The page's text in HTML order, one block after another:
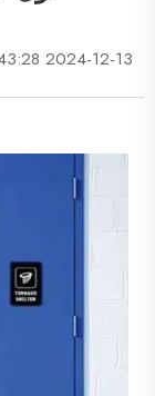
2024-12-13 18:43:28